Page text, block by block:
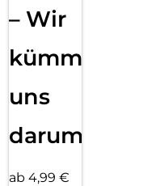
– Wir
kümmern
uns
darum!
ab 4,99 €